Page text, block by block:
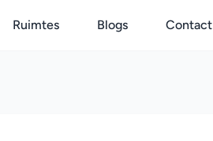
Ruimtes Blogs Contact